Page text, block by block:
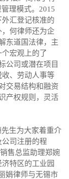
理模式。2015
汇登记核准的
何律师还为企
东道国法律，主
宏观上的了
公司或潜在项目
、劳动人事等
交易结构和融资
产权规则，灵活
⽣为大家着重介
司注册的程
售总监助理郑婉
特区的工业园
娟律师与无锡市